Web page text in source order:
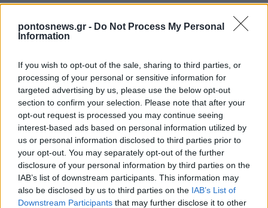
pontosnews.gr - Do Not Process My Personal
Information
If you wish to opt-out of the sale, sharing to third parties, or
processing of your personal or sensitive information for
targeted advertising by us, please use the below opt-out
section to confirm your selection. Please note that after your
opt-out request is processed you may continue seeing
interest-based ads based on personal information utilized by
us or personal information disclosed to third parties prior to
your opt-out. You may separately opt-out of the further
disclosure of your personal information by third parties on the
IAB’s list of downstream participants. This information may
also be disclosed by us to third parties on the IAB’s List of
Downstream Participants that may further disclose it to other
ΙΣΤΟΡΙΑ
Πώς οι πριγκίπισσες της Τραπεζούντας έγιναν η
μυστική διπλωματία των Μεγάλων Κομνηνών
10/07/2026 - 9:16πμ